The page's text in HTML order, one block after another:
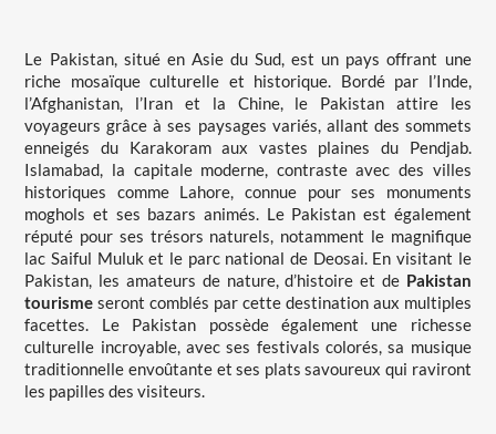
Le Pakistan, situé en Asie du Sud, est un pays offrant une
riche mosaïque culturelle et historique. Bordé par l’Inde,
l’Afghanistan, l’Iran et la Chine, le Pakistan attire les
voyageurs grâce à ses paysages variés, allant des sommets
enneigés du Karakoram aux vastes plaines du Pendjab.
Islamabad, la capitale moderne, contraste avec des villes
historiques comme Lahore, connue pour ses monuments
moghols et ses bazars animés. Le Pakistan est également
réputé pour ses trésors naturels, notamment le magnifique
lac Saiful Muluk et le parc national de Deosai. En visitant le
Pakistan, les amateurs de nature, d’histoire et de Pakistan
tourisme seront comblés par cette destination aux multiples
facettes. Le Pakistan possède également une richesse
culturelle incroyable, avec ses festivals colorés, sa musique
traditionnelle envoûtante et ses plats savoureux qui raviront
les papilles des visiteurs.